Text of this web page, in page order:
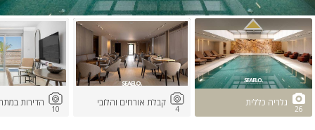
26
גלריה כללית
4
קבלת אורחים והלובי
10
הדירות